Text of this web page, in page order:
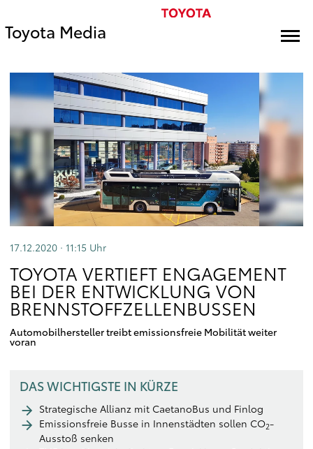
Toyota Media
17.12.2020 · 11:15 Uhr
TOYOTA VERTIEFT ENGAGEMENT
BEI DER ENTWICKLUNG VON
BRENNSTOFFZELLENBUSSEN
Automobilhersteller treibt emissionsfreie Mobilität weiter
voran
DAS WICHTIGSTE IN KÜRZE
Strategische Allianz mit CaetanoBus und Finlog
Emissionsfreie Busse in Innenstädten sollen CO2-
Ausstoß senken